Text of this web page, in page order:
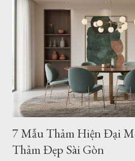
mang tính "gu". Và một tấm thảm
chính là mảnh ghép hoàn hảo để
Hôm nay, Thảm Đẹp Sài Gòn sẽ giới
20+ mẫu thảm hình học tối giản, dẫn
căn hộ trẻ trung hiện nay. Mẫu thảm
Tại sao căn hộ hiện đại lại "vừa vặn"
học? Họa tiết hình học (Geometri...
7 Mẫu Thảm Hiện Đại
Thảm Đẹp Sài Gòn